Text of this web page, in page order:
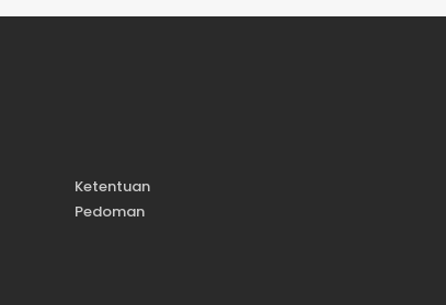
Ketentuan
Pedoman